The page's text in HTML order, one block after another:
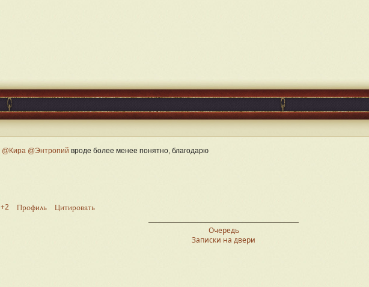
@Кира @Энтропий вроде более менее понятно, благодарю
+2 Профиль Цитировать
Очередь
Записки на двери